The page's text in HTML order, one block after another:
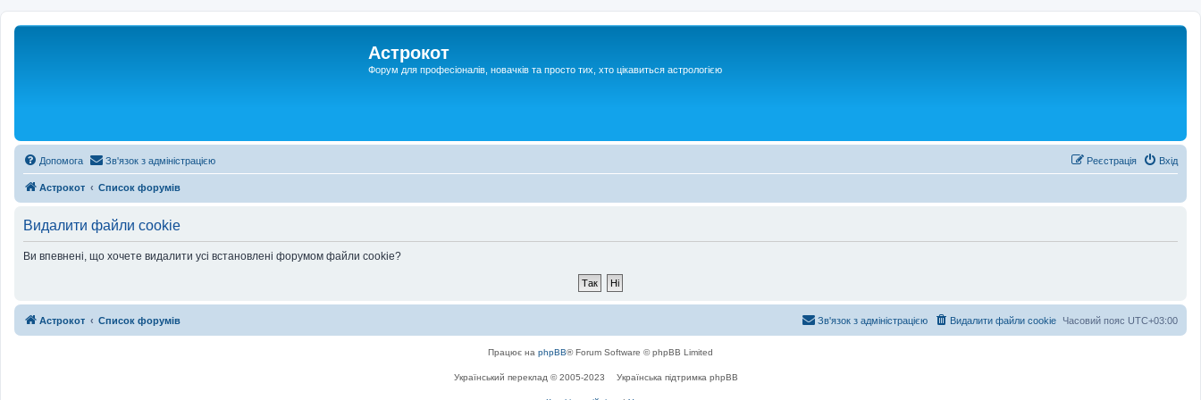
Астрокот
Форум для професіоналів, новачків та просто тих, хто цікавиться астрологією
Допомога Зв'язок з адміністрацією Вхід
Реєстрація
Астрокот Список форумів
Видалити файли cookie
Ви впевнені, що хочете видалити усі встановлені форумом файли cookie?
Астрокот Список форумів Часовий пояс UTC+03:00
Видалити файли cookie
Зв'язок з адміністрацією
Працює на phpBB® Forum Software © phpBB Limited
Український переклад © 2005-2023 Українська підтримка phpBB